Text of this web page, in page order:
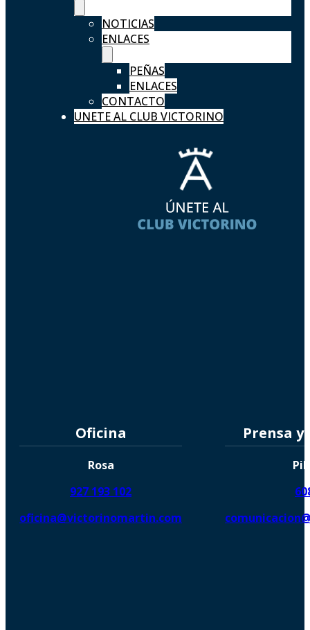
NOTICIAS
ENLACES
PEÑAS
ENLACES
CONTACTO
UNETE AL CLUB VICTORINO
Oficina
Rosa
927 193 102
oficina@victorinomartin.com
Prensa